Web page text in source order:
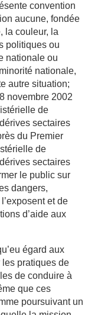
convention
aucune, fondée
la couleur, la
politiques ou
nationale ou
nationale,
autre situation;
novembre 2002
de
sectaires
du Premier
de
sectaires
le public sur
dangers,
et de
d’aide aux
égard aux
pratiques de
de conduire à
que ces
poursuivant un